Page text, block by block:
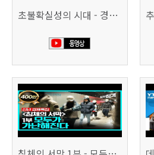
초불확실성의 시대 - 경제를 구하라 494회 (KBS 25.2.11)